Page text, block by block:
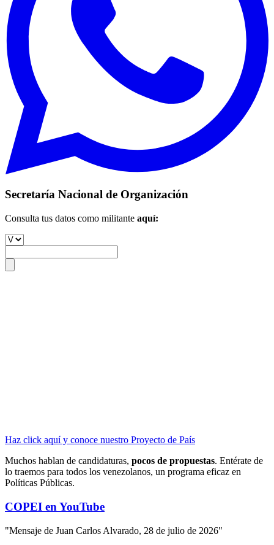
Secretaría Nacional de Organización
Consulta tus datos como militante aquí:
Haz click aquí y conoce nuestro Proyecto de País
Muchos hablan de candidaturas, pocos de propuestas. Entérate de
lo traemos para todos los venezolanos, un programa eficaz en
Políticas Públicas.
COPEI en YouTube
"Mensaje de Juan Carlos Alvarado, 28 de julio de 2026"